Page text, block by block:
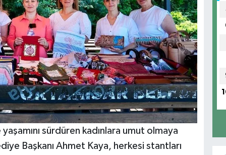
yaşamını sürdüren kadınlara umut olmaya
Başkanı Ahmet Kaya, herkesi stantları